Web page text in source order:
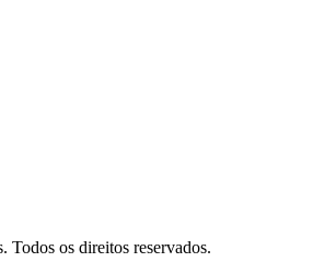
Todos os direitos reservados.